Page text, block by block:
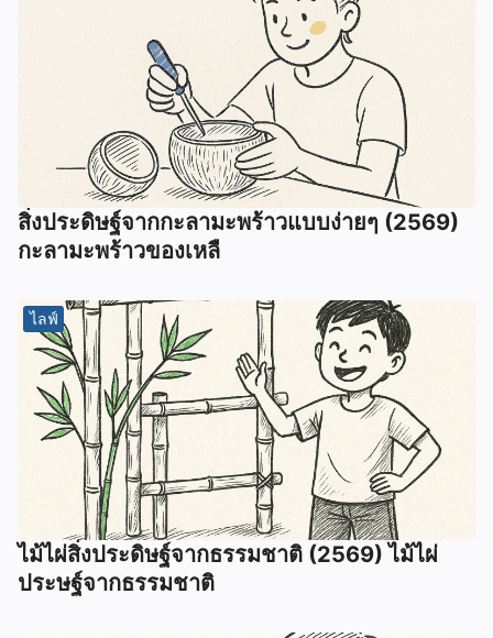
สิ่งประดิษฐ์จากกะลามะพร้าวแบบง่ายๆ (2569)
กะลามะพร้าวของเหลื
ไลฟ์
ไม้ไผ่สิ่งประดิษฐ์จากธรรมชาติ (2569) ไม้ไผ่
ประษฐ์จากธรรมชาติ